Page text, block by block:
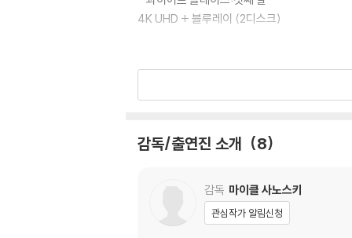
관련 사진과 동영상 및 재생 기기 모델명을 첨
2) 사양 오인지, 오 구매, 변심 사유로의 반품은
4K UHD + 블루레이 (2디스크)
DISC SPEC
*디스크 타입: 4K UHD - BD66 / BD-BD55
본편 오디오 Dolby Atmos: 영어, Dolby
본편 자막 한국어, 영어 SDH, 아랍어, 말레이
탈리아어, 노르웨이어, 폴란드어, 포르투갈어,
감독/출연진 소개 8
감독 마이클 사노스키
관심작가 알림신청